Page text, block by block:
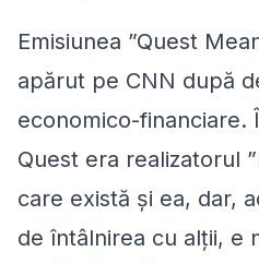
Emisiunea ”Quest
apărut pe CNN după
economico-financiare.
Quest era realizatorul
care există şi ea, dar,
de întâlnirea cu alţii, e